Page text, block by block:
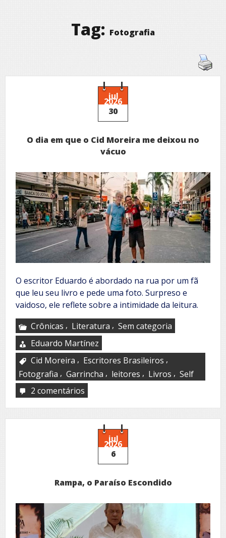
Tag: Fotografia
jul
2026
30
O dia em que o Cid Moreira me deixou no
vácuo
O escritor Eduardo é abordado na rua por um fã
que leu seu livro e pede uma foto. Surpreso e
vaidoso, ele reflete sobre a intimidade da leitura.
Crônicas , Literatura , Sem categoria
Eduardo Martínez
Cid Moreira , Escritores Brasileiros ,
Fotografia , Garrincha , leitores , Livros , Self
2 comentários
dia
em
que
Moreira
no
jul
2026
6
Rampa, o Paraíso Escondido